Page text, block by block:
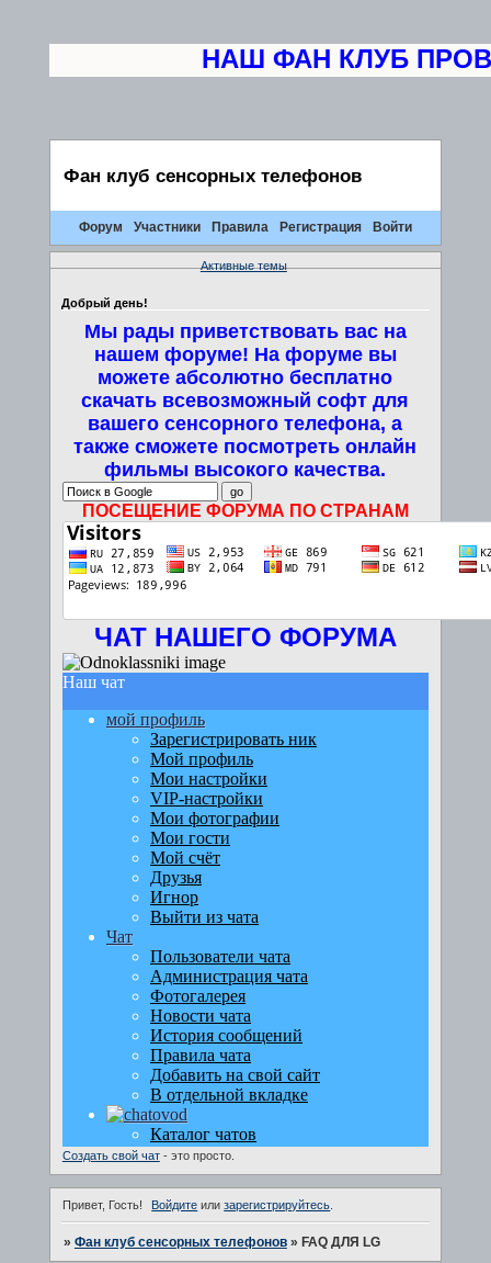
НАШ ФАН КЛУБ
Фан клуб сенсорных телефонов
Форум Участники Правила Регистрация Войти
Активные темы
Добрый день!
Мы рады приветствовать вас на
нашем форуме! На форуме вы
можете абсолютно бесплатно
скачать всевозможный софт для
вашего сенсорного телефона, а
также сможете посмотреть онлайн
фильмы высокого качества.
ПОСЕЩЕНИЕ ФОРУМА ПО СТРАНАМ
ЧАТ НАШЕГО ФОРУМА
Создать свой чат- это просто.
Привет, Гость! Войдите илизарегистрируйтесь
» Фан клуб сенсорных телефонов » FAQ ДЛЯ LG